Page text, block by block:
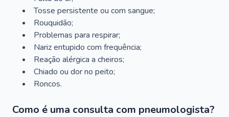
Tosse persistente ou com sangue;
Rouquidão;
Problemas para respirar;
Nariz entupido com frequência;
Reação alérgica a cheiros;
Chiado ou dor no peito;
Roncos.
Como é uma consulta com pneumologista?